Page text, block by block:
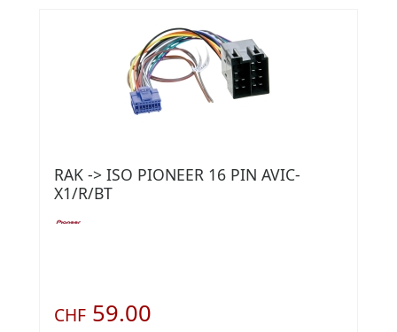
RAK -> ISO PIONEER 16 PIN AVIC-
X1/R/BT
CHF 59.00